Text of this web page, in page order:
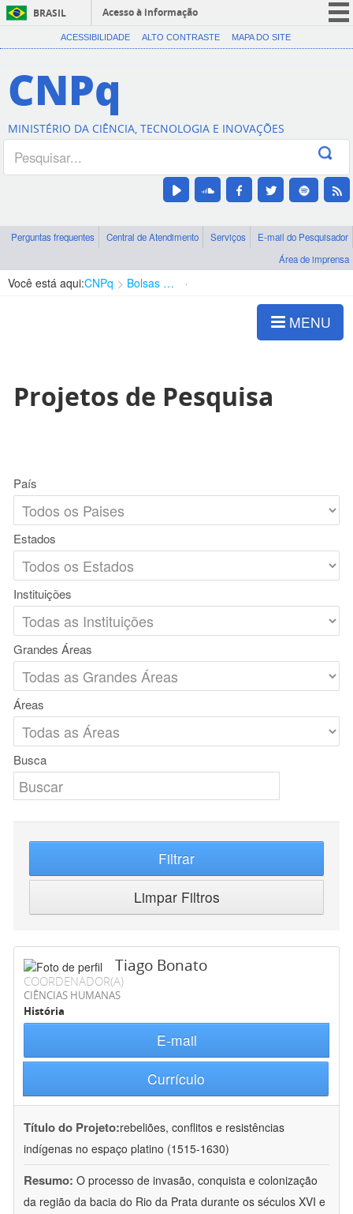
BRASIL
Acesso à informação
CORONAVÍRUS (COVID-19)
Canais
ACESSIBILIDADE ALTO CONTRASTE MAPA DO SITE
CNPq
MINISTÉRIO DA CIÊNCIA, TECNOLOGIA E INOVAÇÕES
Perguntas frequentes Central de Atendimento Serviços
E-mail do Pesquisador
Área de imprensa
Você está aqui:CNPq Bolsas e Auxílios Vigentes
MENU
Projetos de Pesquisa
País
Estados
Instituições
Grandes Áreas
Áreas
Busca
Filtrar
Limpar Filtros
Tiago Bonato
COORDENADOR(A)
CIÊNCIAS HUMANAS
História
E-mail
Currículo
Título do Projeto:rebeliões, conflitos e resistências
indígenas no espaço platino (1515-1630)
Resumo: O processo de invasão, conquista e colonização
da região da bacia do Rio da Prata durante os séculos XVI e